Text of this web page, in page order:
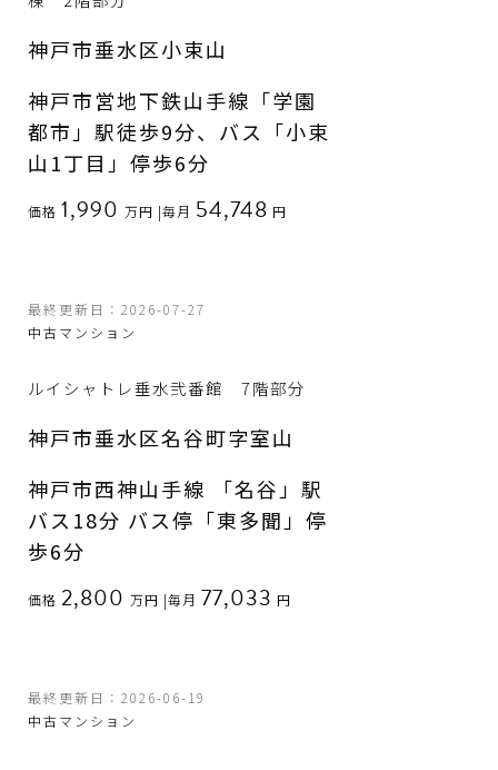
神戸市垂水区小束山
神戸市営地下鉄山手線「学園
都市」駅徒歩9分、バス「小束
山1丁目」停歩6分
価格 1,990 万円 |毎月 54,748 円
最終更新日：2026-07-27
中古マンション
ルイシャトレ垂水弐番館 7階部分
神戸市垂水区名谷町字室山
神戸市西神山手線 「名谷」駅
バス18分 バス停「東多聞」停
歩6分
価格 2,800 万円 |毎月 77,033 円
最終更新日：2026-06-19
中古マンション